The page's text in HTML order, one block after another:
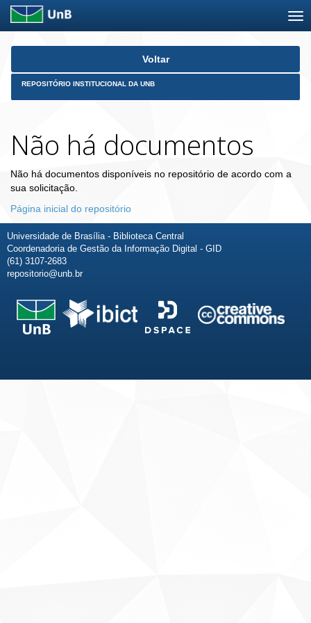
Skip
Voltar
REPOSITÓRIO INSTITUCIONAL DA UNB
Não há documentos
Não há documentos disponíveis no repositório de acordo com a
sua solicitação.
Página inicial do repositório
Universidade de Brasília - Biblioteca Central
Coordenadoria de Gestão da Informação Digital - GID
(61) 3107-2683
repositorio@unb.br